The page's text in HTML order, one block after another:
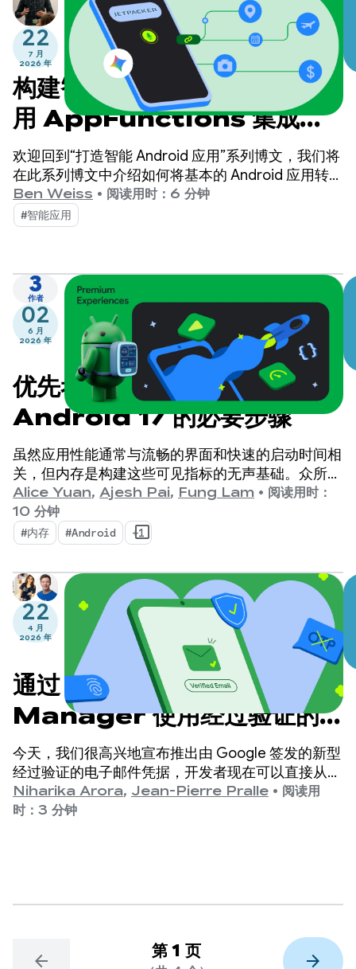
22
7 月
2026 年
构建智能 Android 应用：使
用 AppFunctions 集成到
Android 的智能系统中
欢迎回到“打造智能 Android 应用”系列博文，我们将
在此系列博文中介绍如何将基本的 Android 应用转变
为个性化、智能化和智能体化的体验。在之前的博文
中，我们探讨了如何利用 Firebase AI Logic 构建云
托管型和混合型 AI 功能。
Ben Weiss • 阅读用时：6 分钟
#智能应用
3
作者
02
6 月
2026 年
优先考虑内存效率：
Android 17 的必要步骤
虽然应用性能通常与流畅的界面和快速的启动时间相
关，但内存是构建这些可见指标的无声基础。众所周
知，我们正经历着一场变革，设备内存的重要性比以
往任何时候都更高。
Alice Yuan, Ajesh Pai, Fung Lam • 阅读用时：
10 分钟
#内存 #Android +1
22
4 月
2026 年
通过 Credential
Manager 使用经过验证的电
子邮件地址简化用户转化历程
今天，我们很高兴地宣布推出由 Google 签发的新型
经过验证的电子邮件凭据，开发者现在可以直接从
Android 的 Credential Manager Digital Credential
API 中检索该凭据。
Niharika Arora, Jean-Pierre Pralle • 阅读用
时：3 分钟
arrow_back 第 1 页 arrow_forward